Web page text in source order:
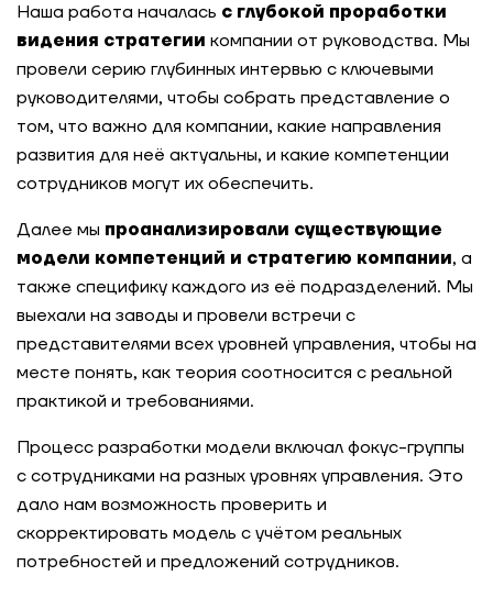
Модель компетенций как основа HR-системы:
опыт ГК «Содружество»
Как Авито выигрывает конкуренцию за IT-
таланты за счёт программ развития
Сильные лидеры — изнутри: подготовка
ИПР в компании «Инфосистемы Джет»
Как компания усилила команду лидеров через
оценку кандидатов
Ритейл-сеть: масштабируемая система оценки
руководителей на 5000 человек
Как распределить ресурсы и повысить
эффективность работы департамента с
помощью оценки компетенций
Game assessment как инструмент развития
Наша работа началась с глубокой проработки
видения стратегии компании от руководства. Мы
провели серию глубинных интервью с ключевыми
руководителями, чтобы собрать представление о
том, что важно для компании, какие направления
развития для неё актуальны, и какие компетенции
сотрудников могут их обеспечить.
Далее мы проанализировали существующие
модели компетенций и стратегию компании, а
также специфику каждого из её подразделений. Мы
выехали на заводы и провели встречи с
представителями всех уровней управления, чтобы на
месте понять, как теория соотносится с реальной
практикой и требованиями.
Процесс разработки модели включал фокус-группы
с сотрудниками на разных уровнях управления. Это
дало нам возможность проверить и
скорректировать модель с учётом реальных
потребностей и предложений сотрудников.